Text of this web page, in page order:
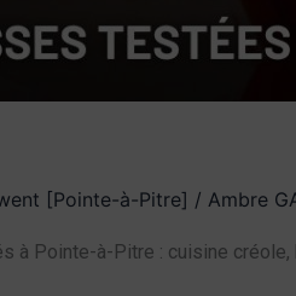
[Pointe-à-Pitre] / Ambre
à Pointe-à-Pitre : cuisine